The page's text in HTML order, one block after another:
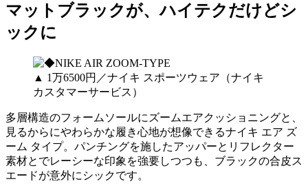
マットブラックが、ハイテクだけどシ
ックに
▲ 1万6500円／ナイキ スポーツウェア（ナイキ
カスタマーサービス）
多層構造のフォームソールにズームエアクッショニングと、
見るからにやわらかな履き心地が想像できるナイキ エア ズ
ーム タイプ。パンチングを施したアッパーとリフレクター
素材とでレーシーな印象を強要しつつも、ブラックの合皮ス
エードが意外にシックです。